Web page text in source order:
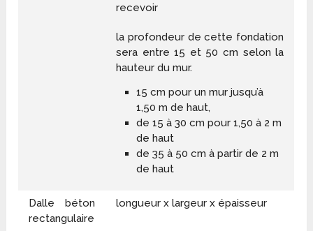
recevoir
la profondeur de cette fondation
sera entre 15 et 50 cm selon la
hauteur du mur.
15 cm pour un mur jusqu’à
1,50 m de haut,
de 15 à 30 cm pour 1,50 à 2 m
de haut
de 35 à 50 cm à partir de 2 m
de haut
Dalle béton
rectangulaire
longueur x largeur x épaisseur